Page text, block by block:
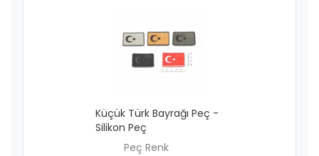
Küçük Türk Bayrağı Peç -
Silikon Peç
Peç Renk